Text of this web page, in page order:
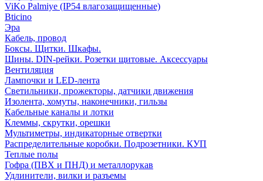
ViKo Palmiye (IP54 влагозащищенные)
Bticino
Эра
Кабель, провод
Боксы. Щитки. Шкафы.
Шины. DIN-рейки. Розетки щитовые. Аксессуары
Вентиляция
Лампочки и LED-лента
Светильники, прожекторы, датчики движения
Изолента, хомуты, наконечники, гильзы
Кабельные каналы и лотки
Клеммы, скрутки, орешки
Мультиметры, индикаторные отвертки
Распределительные коробки. Подрозетники. КУП
Теплые полы
Гофра (ПВХ и ПНД) и металлорукав
Удлинители, вилки и разъемы